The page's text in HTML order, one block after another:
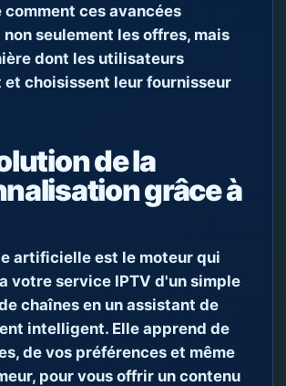
ces avancées
seulement les offres, mais
dont les utilisateurs
et choisissent leur fournisseur
de la
grâce à
artificielle est le moteur qui
votre service IPTV d'un simple
chaînes en un assistant de
intelligent. Elle apprend de
de vos préférences et même
pour vous offrir un contenu